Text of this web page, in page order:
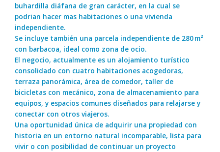
buhardilla diáfana de gran carácter, en la cual se
podrian hacer mas habitaciones o una vivienda
independiente.
Se incluye también una parcela independiente de 280 m²
con barbacoa, ideal como zona de ocio.
El negocio, actualmente es un alojamiento turístico
consolidado con cuatro habitaciones acogedoras,
terraza panorámica, área de comedor, taller de
bicicletas con mecánico, zona de almacenamiento para
equipos, y espacios comunes diseñados para relajarse y
conectar con otros viajeros.
Una oportunidad única de adquirir una propiedad con
historia en un entorno natural incomparable, lista para
vivir o con posibilidad de continuar un proyecto